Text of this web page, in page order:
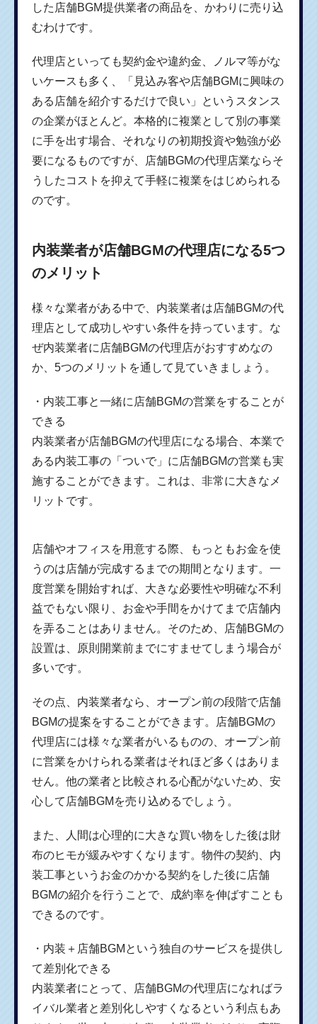
した店舗BGM提供業者の商品を、かわりに売り込
むわけです。
代理店といっても契約金や違約金、ノルマ等がな
いケースも多く、「見込み客や店舗BGMに興味の
ある店舗を紹介するだけで良い」というスタンス
の企業がほとんど。本格的に複業として別の事業
に手を出す場合、それなりの初期投資や勉強が必
要になるものですが、店舗BGMの代理店業ならそ
うしたコストを抑えて手軽に複業をはじめられる
のです。
内装業者が店舗BGMの代理店になる5つ
のメリット
様々な業者がある中で、内装業者は店舗BGMの代
理店として成功しやすい条件を持っています。な
ぜ内装業者に店舗BGMの代理店がおすすめなの
か、5つのメリットを通して見ていきましょう。
・内装工事と一緒に店舗BGMの営業をすることが
できる
内装業者が店舗BGMの代理店になる場合、本業で
ある内装工事の「ついで」に店舗BGMの営業も実
施することができます。これは、非常に大きなメ
リットです。
店舗やオフィスを用意する際、もっともお金を使
うのは店舗が完成するまでの期間となります。一
度営業を開始すれば、大きな必要性や明確な不利
益でもない限り、お金や手間をかけてまで店舗内
を弄ることはありません。そのため、店舗BGMの
設置は、原則開業前までにすませてしまう場合が
多いです。
その点、内装業者なら、オープン前の段階で店舗
BGMの提案をすることができます。店舗BGMの
代理店には様々な業者がいるものの、オープン前
に営業をかけられる業者はそれほど多くはありま
せん。他の業者と比較される心配がないため、安
心して店舗BGMを売り込めるでしょう。
また、人間は心理的に大きな買い物をした後は財
布のヒモが緩みやすくなります。物件の契約、内
装工事というお金のかかる契約をした後に店舗
BGMの紹介を行うことで、成約率を伸ばすことも
できるのです。
・内装＋店舗BGMという独自のサービスを提供し
て差別化できる
内装業者にとって、店舗BGMの代理店になればラ
イバル業者と差別化しやすくなるという利点もあ